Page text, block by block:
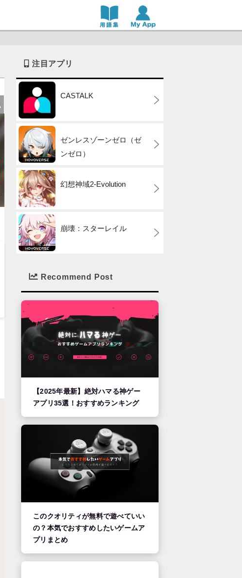
注目アプリ
CASTALK
ゼンレスゾーンゼロ（ゼ
ンゼロ）
幻想神域2-Evolution
崩壊：スターレイル
Recommend Post
【2025年最新】絶対ハマる神ゲー
アプリ35選！おすすめランキング
このクオリティが無料で遊べていい
の？本気でおすすめしたいゲームア
プリまとめ